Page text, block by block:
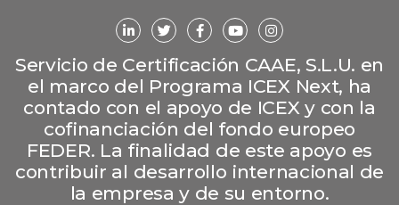
Servicio de Certificación CAAE, S.L.U. en
el marco del Programa ICEX Next, ha
contado con el apoyo de ICEX y con la
cofinanciación del fondo europeo
FEDER. La finalidad de este apoyo es
contribuir al desarrollo internacional de
la empresa y de su entorno.